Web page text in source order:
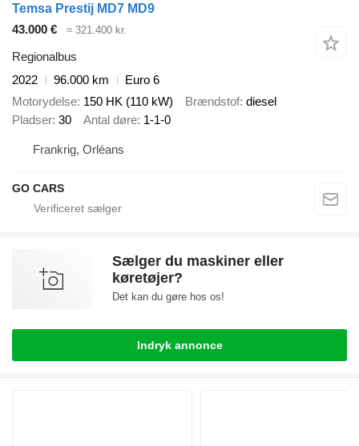
Temsa Prestij MD7 MD9
43.000 €
≈ 321.400 kr.
Regionalbus
2022
96.000 km
Euro 6
Motorydelse 150 HK (110 kW) Brændstof diesel
Pladser 30 Antal døre 1-1-0
Frankrig, Orléans
GO CARS
Sælger du maskiner eller
køretøjer?
Det kan du gøre hos os!
Indryk annonce